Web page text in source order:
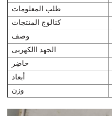
طلب المعلومات
كتالوج المنتجات
وصف
الجهد االكهربى
حاضِر
أبعاد
وزن